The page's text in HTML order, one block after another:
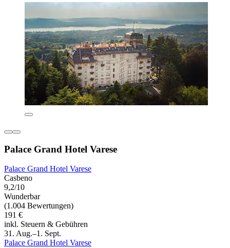
Palace Grand Hotel Varese
Palace Grand Hotel Varese
Casbeno
9,2/10
Wunderbar
(1.004 Bewertungen)
191 €
inkl. Steuern & Gebühren
31. Aug.–1. Sept.
Palace Grand Hotel Varese